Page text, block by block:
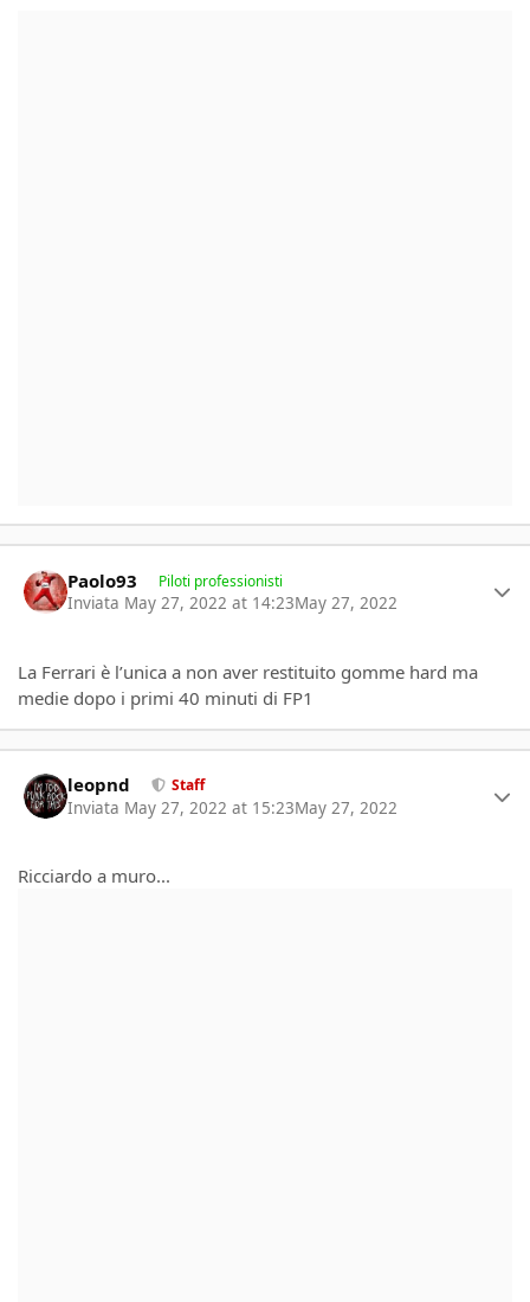
Paolo93 Piloti professionisti
Inviata May 27, 2022 at 14:23May 27, 2022
La Ferrari è l’unica a non aver restituito gomme hard ma
medie dopo i primi 40 minuti di FP1
leopnd Staff
Inviata May 27, 2022 at 15:23May 27, 2022
Ricciardo a muro...